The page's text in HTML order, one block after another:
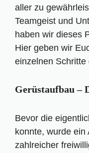
aller zu
Teamgeist und
haben wir dieses
Hier geben wir
einzelnen Schritte
Gerüstaufbau –
Bevor die
konnte, wurde
zahlreicher